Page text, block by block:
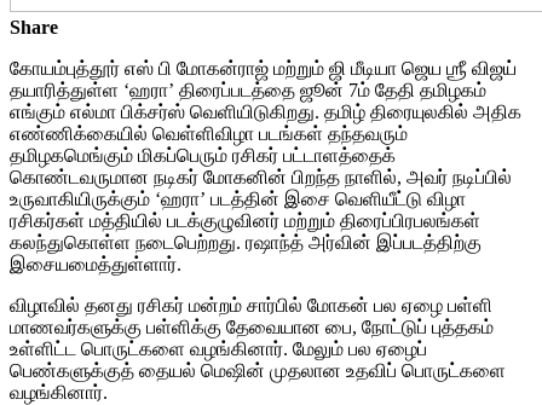
Share
கோயம்புத்தூர் எஸ் பி மோகன்ராஜ் மற்றும் ஜி மீடியா ஜெய ஶ்ரீ விஜய்
தயாரித்துள்ள ‘ஹரா’ திரைப்படத்தை ஜூன் 7ம் தேதி தமிழகம்
எங்கும் எல்மா பிக்சர்ஸ் வெளியிடுகிறது. தமிழ் திரையுலகில் அதிக
எண்ணிக்கையில் வெள்ளிவிழா படங்கள் தந்தவரும்
தமிழகமெங்கும் மிகப்பெரும் ரசிகர் பட்டாளத்தைக்
கொண்டவருமான நடிகர் மோகனின் பிறந்த நாளில், அவர் நடிப்பில்
உருவாகியிருக்கும் ‘ஹரா’ படத்தின் இசை வெளியீட்டு விழா
ரசிகர்கள் மத்தியில் படக்குழுவினர் மற்றும் திரைப்பிரபலங்கள்
கலந்துகொள்ள நடைபெற்றது. ரஷாந்த் அர்வின் இப்படத்திற்கு
இசையமைத்துள்ளார்.
விழாவில் தனது ரசிகர் மன்றம் சார்பில் மோகன் பல ஏழை பள்ளி
மாணவர்களுக்கு பள்ளிக்கு தேவையான பை, நோட்டுப் புத்தகம்
உள்ளிட்ட பொருட்களை வழங்கினார். மேலும் பல ஏழைப்
பெண்களுக்குத் தையல் மெஷின் முதலான உதவிப் பொருட்களை
வழங்கினார்.